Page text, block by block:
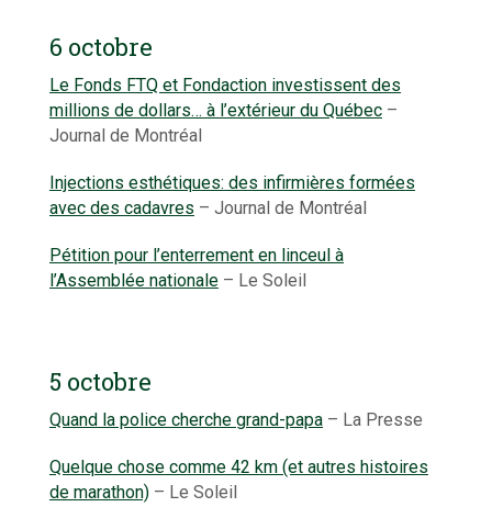
6 octobre
Le Fonds FTQ et Fondaction investissent des
millions de dollars… à l’extérieur du Québec –
Journal de Montréal
Injections esthétiques: des infirmières formées
avec des cadavres – Journal de Montréal
Pétition pour l’enterrement en linceul à
l’Assemblée nationale – Le Soleil
5 octobre
Quand la police cherche grand-papa – La Presse
Quelque chose comme 42 km (et autres histoires
de marathon) – Le Soleil